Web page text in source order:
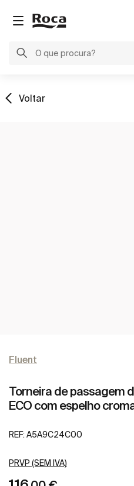
Voltar
Fluent
Torneira de passagem
ECO com espelho
REF: A5A9C24C00
PRVP (SEM IVA)